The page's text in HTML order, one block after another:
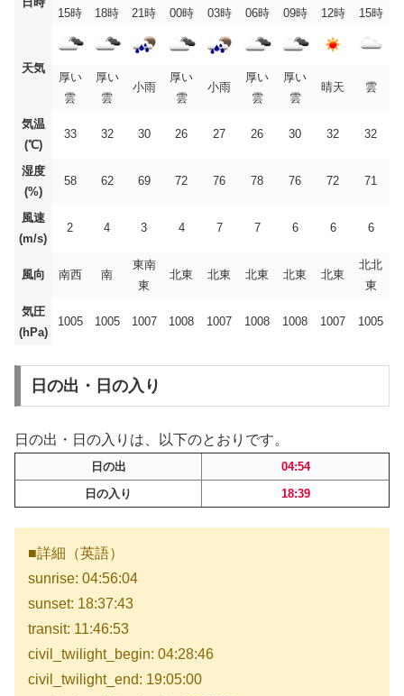
15時
18時 21時 00時 03時 06時 09時 12時 15時
天気
厚い
雲
厚い
雲
小雨
厚い
雲
小雨
厚い
雲
厚い
雲
晴天 雲
気温
(℃)
33 32 30 26 27 26 30 32 32
湿度
(%)
58 62 69 72 76 78 76 72 71
風速
(m/s)
2 4 3 4 7 7 6 6 6
風向 南西 南
東南
東
北東 北東 北東 北東 北東
北北
東
気圧
(hPa)
1005 1005 1007 1008 1007 1008 1008 1007 1005
日の出・日の入り
日の出・日の入りは、以下のとおりです。
日の出
04:54
日の入り
18:39
■詳細（英語）
sunrise: 04:56:04
sunset: 18:37:43
transit: 11:46:53
civil_twilight_begin: 04:28:46
civil_twilight_end: 19:05:00